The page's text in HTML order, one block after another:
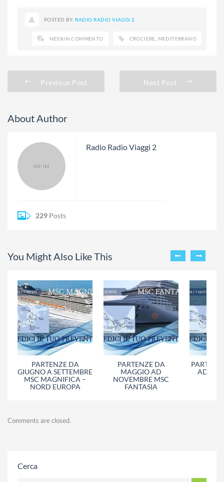
POSTED BY: RADIO RADIO VIAGGI 2
NESSUN COMMENTO CROCIERE MEDITERRANO
Previous Post Next Post
About Author
Radio Radio Viaggi 2
229 Posts
You Might Also Like This
PARTENZE DA
GIUGNO A SETTEMBRE
MSC MAGNIFICA –
NORD EUROPA
PARTENZE DA
MAGGIO AD
NOVEMBRE MSC
FANTASIA
AD
Comments are closed.
Cerca